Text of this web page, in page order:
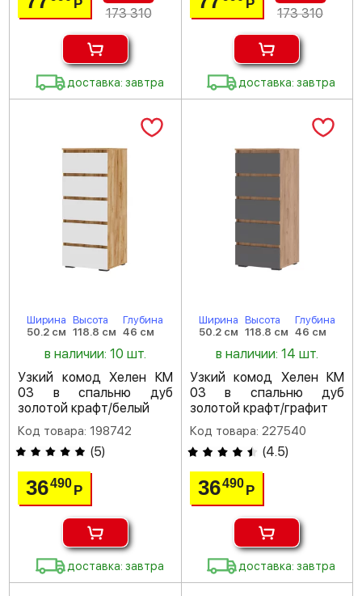
Р
173 310
доставка: завтра
Р
173 310
доставка: завтра
Ширина
50.2 см
Высота
118.8 см
Глубина
46 см
в наличии: 10 шт.
Узкий комод Хелен КМ
03 в спальню дуб
золотой крафт/белый
Код товара: 198742
(5)
36490Р
доставка: завтра
Ширина
50.2 см
Высота
118.8 см
Глубина
46 см
в наличии: 14 шт.
Узкий комод Хелен КМ
03 в спальню дуб
золотой крафт/графит
Код товара: 227540
(4.5)
36490 Р
доставка: завтра